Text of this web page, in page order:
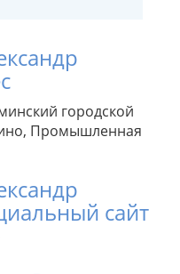
городской
Промышленная
сайт